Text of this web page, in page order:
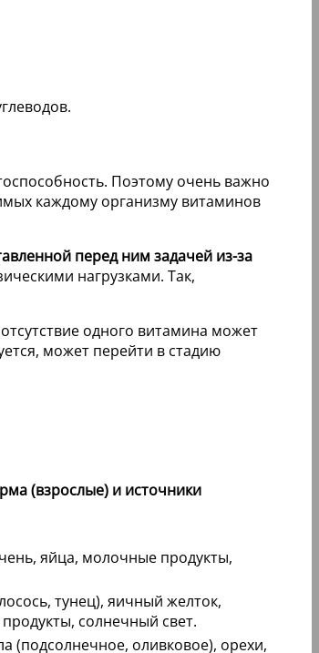
Поэтому очень важно
каждому организму витаминов
перед ним задачей из-за
нагрузками. Так,
одного витамина может
может перейти в стадию
(взрослые) и источники
яйца, молочные продукты,
тунец), яичный желток,
солнечный свет.
(подсолнечное, оливковое), орехи,